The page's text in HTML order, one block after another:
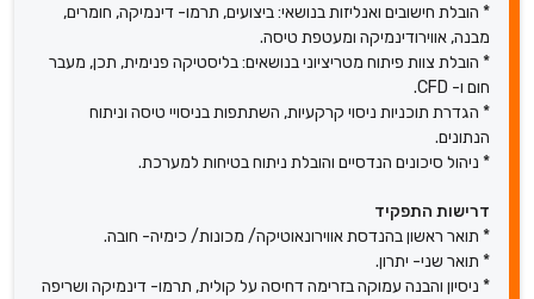
* הובלת חישובים ואנליזות בנושאי: ביצועים, תרמו- דינמיקה, חומרים,
מבנה, אווירודינמיקה ומעטפת טיסה.
* הובלת צוות פיתוח מטריציוני בנושאים: בליסטיקה פנימית, תכן, מעבר
חום ו- CFD.
* הגדרת תוכניות ניסוי קרקעיות, השתתפות בניסויי טיסה וניתוח
הנתונים.
* ניהול סיכונים הנדסיים והובלת ניתוח בטיחות למערכת.
דרישות התפקיד
* תואר ראשון בהנדסת אווירונאוטיקה/ מכונות/ כימיה- חובה.
* תואר שני- יתרון.
* ניסיון והבנה עמוקה בזרימה דחיסה על קולית, תרמו- דינמיקה ושריפה